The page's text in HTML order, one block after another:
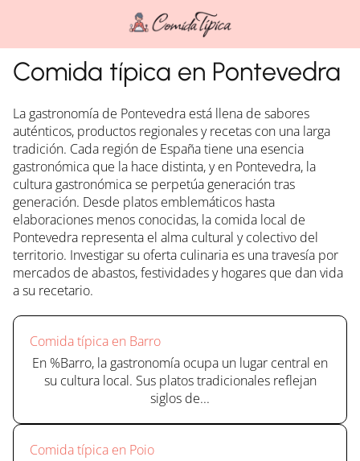
Comida típica en Pontevedra
La gastronomía de Pontevedra está llena de sabores
auténticos, productos regionales y recetas con una larga
tradición. Cada región de España tiene una esencia
gastronómica que la hace distinta, y en Pontevedra, la
cultura gastronómica se perpetúa generación tras
generación. Desde platos emblemáticos hasta
elaboraciones menos conocidas, la comida local de
Pontevedra representa el alma cultural y colectivo del
territorio. Investigar su oferta culinaria es una travesía por
mercados de abastos, festividades y hogares que dan vida
a su recetario.
Comida típica en Barro
En %Barro, la gastronomía ocupa un lugar central en
su cultura local. Sus platos tradicionales reflejan
siglos de...
Comida típica en Poio